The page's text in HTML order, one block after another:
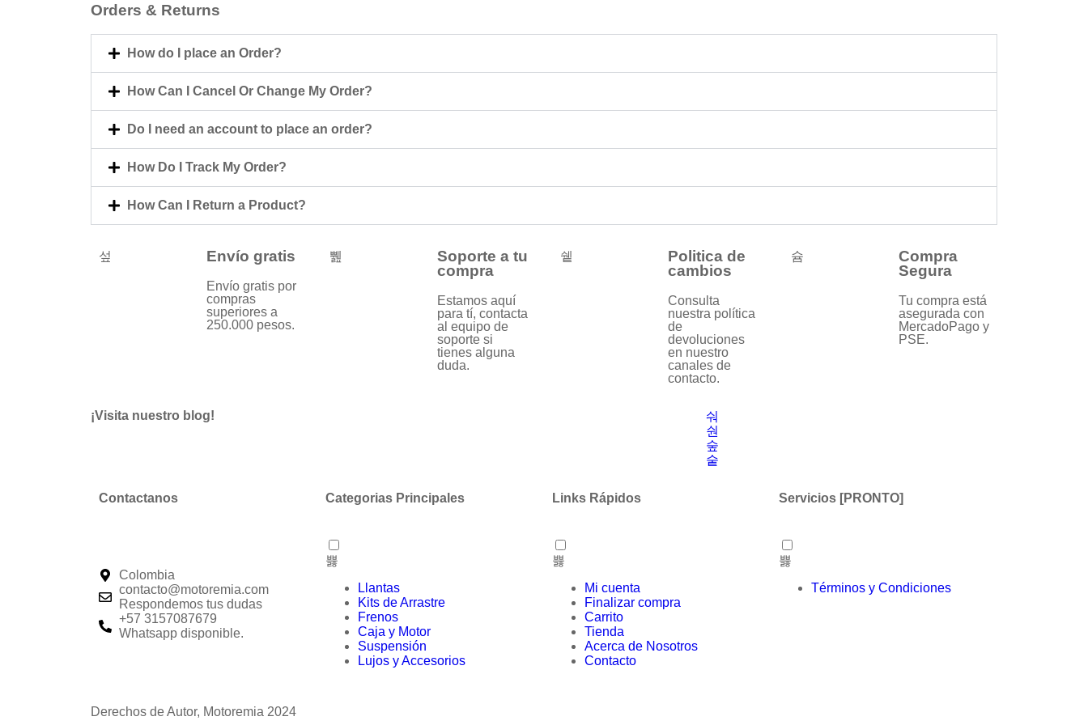
Orders & Returns
How do I place an Order?
How Can I Cancel Or Change My Order?
Do I need an account to place an order?
How Do I Track My Order?
How Can I Return a Product?
Envío gratis
Envío gratis por
compras
superiores a
250.000 pesos.
Soporte a tu
compra
Estamos aquí
para tí, contacta
al equipo de
soporte si
tienes alguna
duda.
Politica de
cambios
Consulta
nuestra política
de
devoluciones
en nuestro
canales de
contacto.
Compra
Segura
Tu compra está
asegurada con
MercadoPago y
PSE.
¡Visita nuestro blog!
Contactanos
Colombia
contacto@motoremia.com
Respondemos tus dudas
+57 3157087679
Whatsapp disponible.
Categorias Principales
Llantas
Kits de Arrastre
Frenos
Caja y Motor
Suspensión
Lujos y Accesorios
Links Rápidos
Mi cuenta
Finalizar compra
Carrito
Tienda
Acerca de Nosotros
Contacto
Servicios [PRONTO]
Términos y Condiciones
Derechos de Autor, Motoremia 2024